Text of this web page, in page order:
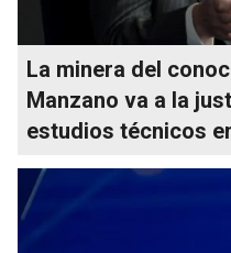
La minera del
Manzano va a la
estudios técnicos